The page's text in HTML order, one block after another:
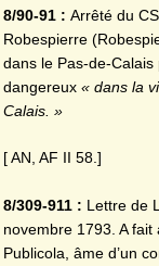
8/90-91 : Arrêté du
Robespierre
dans le Pas-de-
dangereux « dans la
Calais. »
[ AN, AF II 58.]
8/309-911 : Lettre de
novembre 1793. A
Publicola, âme d’un